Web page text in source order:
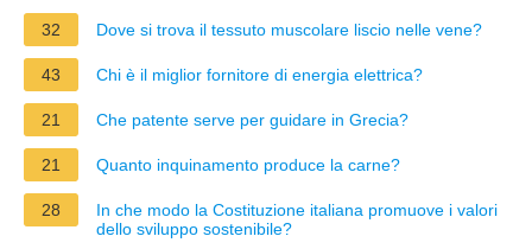
32 Dove si trova il tessuto muscolare liscio nelle vene?
43 Chi è il miglior fornitore di energia elettrica?
21 Che patente serve per guidare in Grecia?
21 Quanto inquinamento produce la carne?
28
In che modo la Costituzione italiana promuove i valori
dello sviluppo sostenibile?